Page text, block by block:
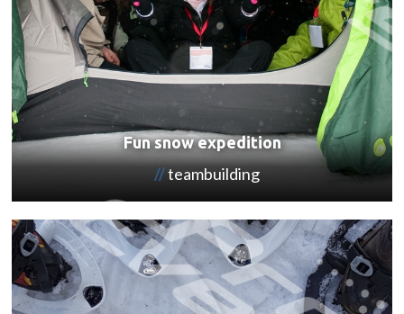
Fun snow expedition
teambuilding